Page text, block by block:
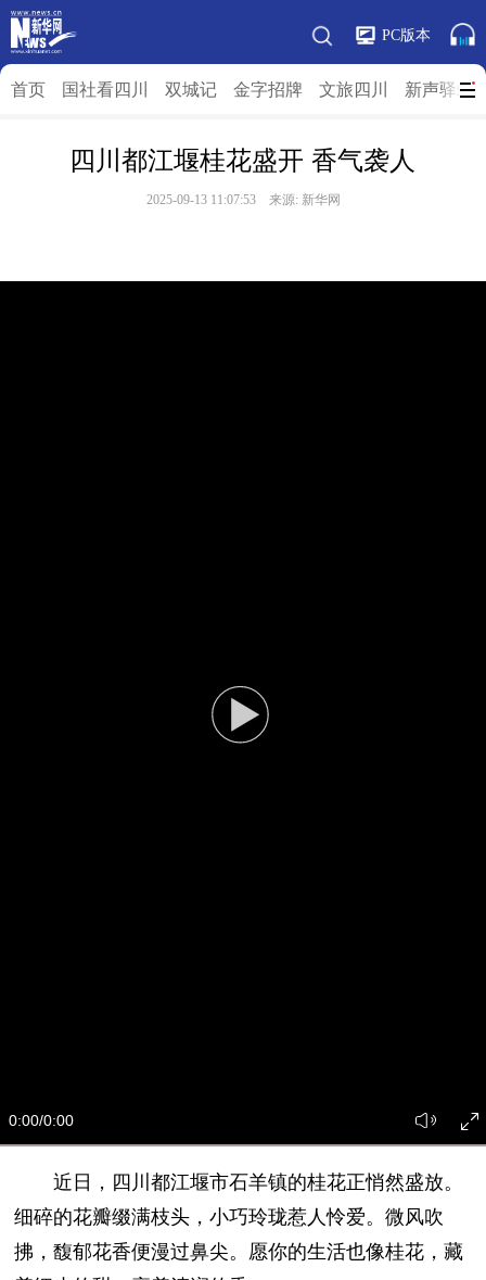
PC版本
首页 国社看四川 双城记 金字招牌 文旅四川 新声驿站
四川都江堰桂花盛开 香气袭人
2025-09-13 11:07:53 来源: 新华网
0:00/0:00
近日，四川都江堰市石羊镇的桂花正悄然盛放。
细碎的花瓣缀满枝头，小巧玲珑惹人怜爱。微风吹
拂，馥郁花香便漫过鼻尖。愿你的生活也像桂花，藏